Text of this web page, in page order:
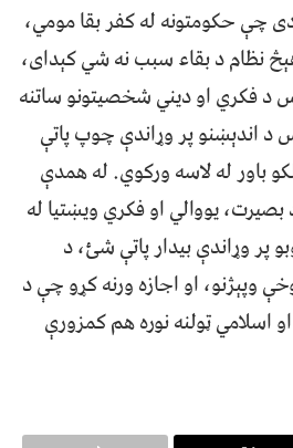
چې حکومتونه له کفر بقا مومي،
نظام د بقاء سبب نه شي کېدای،
فکري او ديني شخصيتونو ساتنه
د اندېښنو پر وړاندې چوپ پاتې
باور له لاسه ورکوي. له همدې
يووالي او فکري ويښتيا له
پر وړاندې بيدار پاتې شئ، د
وپېژنو، او اجازه ورنه کړو چې د
ټولنه نوره هم کمزورې